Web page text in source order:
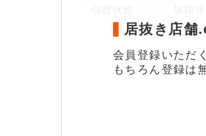
居抜き店舗
会員登録いただ
もちろん登録は